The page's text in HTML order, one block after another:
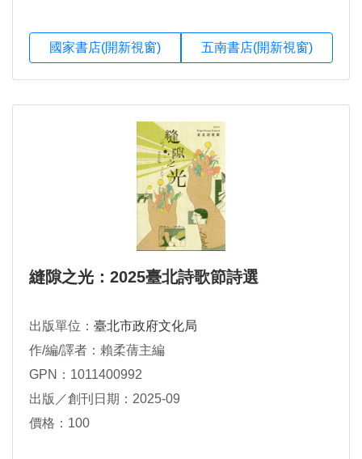
國家書店(開新視窗) 五南書店(開新視窗)
縫隙之光：2025臺北詩歌節詩選
出版單位： 臺北市政府文化局
作/編/譯者：賴柔蒨主編
GPN：1011400992
出版／創刊日期：2025-09
價格：100